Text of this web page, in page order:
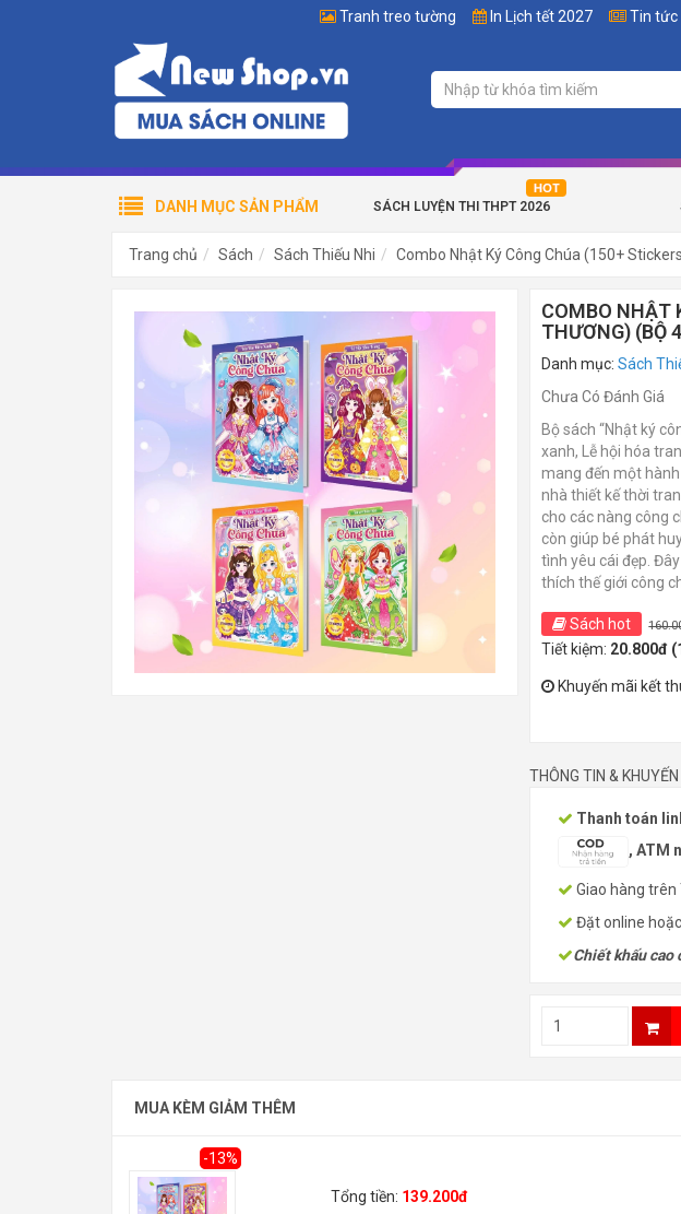
Tranh treo tường In Lịch tết 2027 Tin tức
SÁCH LUYỆN THI THPT 2026
DANH MỤC SẢN PHẨM
Trang chủ Sách Sách Thiếu Nhi Combo Nhật Ký Công Chúa (150+
COMBO NHẬT
THƯƠNG) (BỘ
Danh mục:Sách
Chưa Có Đánh Giá
Bộ sách “Nhật ký
xanh, Lễ hội hóa
mang đến một
nhà thiết kế thời
cho các nàng công
còn giúp bé phát
tình yêu cái đẹp.
thích thế giới công
Sách hot
Tiết kiệm: 20.800đ
Khuyến mãi kết
THÔNG TIN & KHUYẾN
Thanh toán
, ATM
Giao hàng trên
Đặt online
Chiết khấu cao
139.200đ
Tiết kiệm:
MUA KÈM GIẢM THÊM
-13%
Tổng tiền: 139.200đ